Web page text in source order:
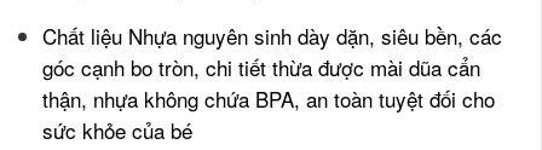
Chất liệu Nhựa nguyên sinh dày dặn, siêu bền, các
góc cạnh bo tròn, chi tiết thừa được mài dũa cẩn
thận, nhựa không chứa BPA, an toàn tuyệt đối cho
sức khỏe của bé